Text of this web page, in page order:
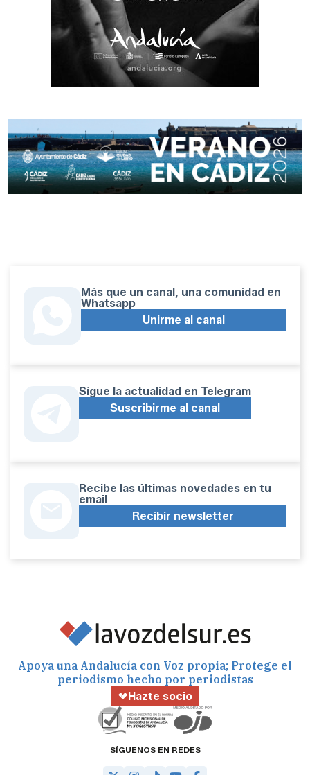
Más que un canal, una comunidad en
Whatsapp
Unirme al canal
Sígue la actualidad en Telegram
Suscribirme al canal
Recibe las últimas novedades en tu
email
Recibir newsletter
Apoya una Andalucía con Voz propia; Protege el
periodismo hecho por periodistas
Hazte socio
SÍGUENOS EN REDES